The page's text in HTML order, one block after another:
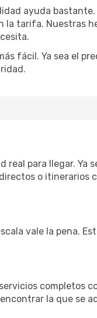
ayuda
la tarifa. Nuestras
fácil. Ya sea el
para llegar. Ya
o itinerarios
vale la pena.
completos
la que se